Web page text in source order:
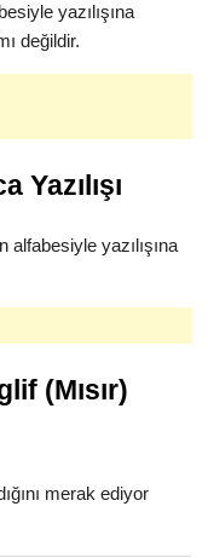
yazılışına
değildir.
yazılışına
(Mısır)
merak ediyor